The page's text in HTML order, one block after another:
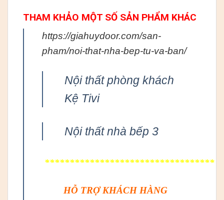
THAM KHẢO MỘT SỐ SẢN PHẨM KHÁC
https://giahuydoor.com/san-
pham/noi-that-nha-bep-tu-va-ban/
Nội thất phòng khách
Kệ Tivi
Nội thất nhà bếp 3
**********************************
HỖ TRỢ KHÁCH HÀNG